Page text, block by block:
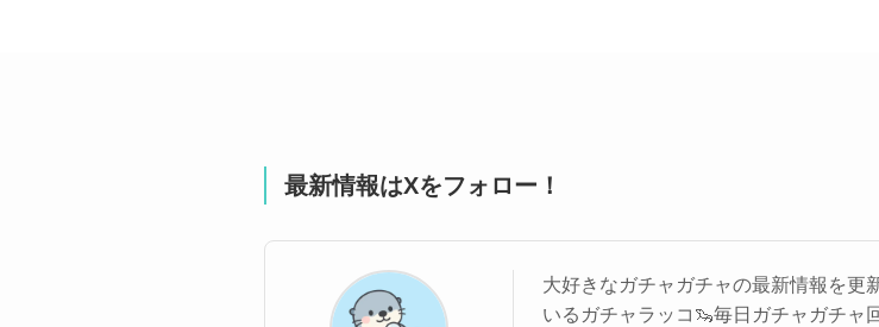
最新情報はXをフォロー！
大好きなガチャガチャの最新情報を更
いるガチャラッコ🦦毎日ガチャガチャ